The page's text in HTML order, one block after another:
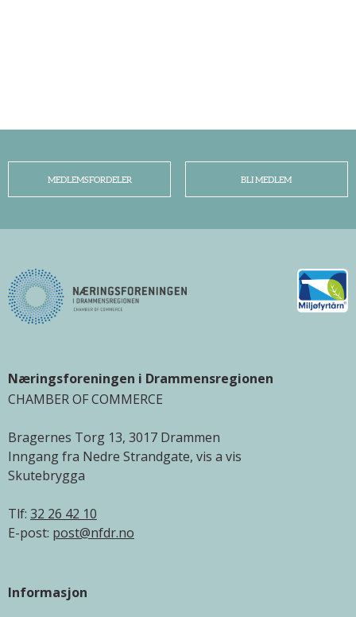
MEDLEMSFORDELER BLI MEDLEM
Næringsforeningen i Drammensregionen
CHAMBER OF COMMERCE
Bragernes Torg 13, 3017 Drammen
Inngang fra Nedre Strandgate, vis a vis
Skutebrygga
Tlf: 32 26 42 10
E-post: post@nfdr.no
Informasjon